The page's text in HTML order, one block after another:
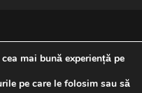
PAGINII
mai bună experiență pe
pe care le folosim sau să